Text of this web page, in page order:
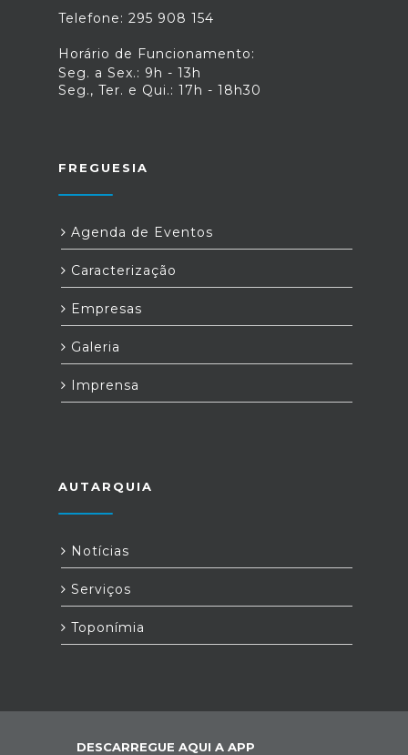
Telefone: 295 908 154
Horário de Funcionamento:
Seg. a Sex.: 9h - 13h
Seg., Ter. e Qui.: 17h - 18h30
FREGUESIA
Agenda de Eventos
Caracterização
Empresas
Galeria
Imprensa
AUTARQUIA
Notícias
Serviços
Toponímia
DESCARREGUE AQUI A APP